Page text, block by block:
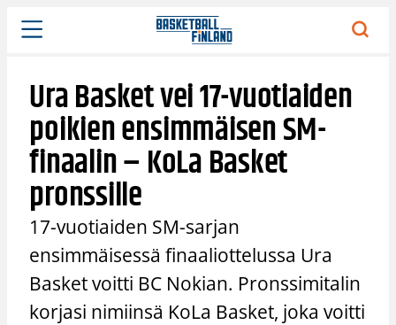
Siirry
sisältöön
Ura Basket vei 17-vuotiaiden
poikien ensimmäisen SM-
finaalin – KoLa Basket
pronssille
17-vuotiaiden SM-sarjan
ensimmäisessä finaaliottelussa Ura
Basket voitti BC Nokian. Pronssimitalin
korjasi nimiinsä KoLa Basket, joka voitti